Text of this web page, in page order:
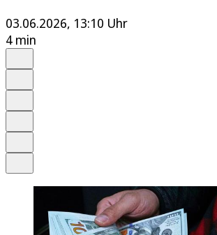
03.06.2026, 13:10 Uhr
4 min